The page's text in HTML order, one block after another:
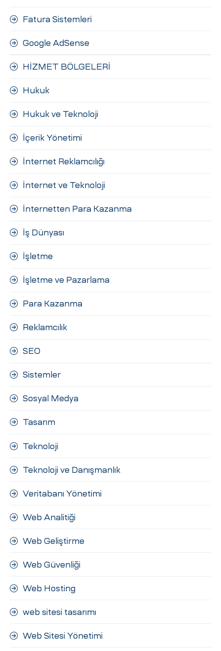
Fatura Sistemleri
Google AdSense
HİZMET BÖLGELERİ
Hukuk
Hukuk ve Teknoloji
İçerik Yönetimi
İnternet Reklamcılığı
İnternet ve Teknoloji
İnternetten Para Kazanma
İş Dünyası
İşletme
İşletme ve Pazarlama
Para Kazanma
Reklamcılık
SEO
Sistemler
Sosyal Medya
Tasarım
Teknoloji
Teknoloji ve Danışmanlık
Veritabanı Yönetimi
Web Analitiği
Web Geliştirme
Web Güvenliği
Web Hosting
web sitesi tasarımı
Web Sitesi Yönetimi